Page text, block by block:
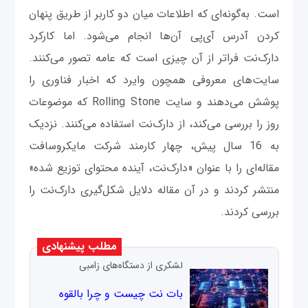
است. به‌گونه‌ای که اطلاعات میان دو کاربر از طریق پنهان
کردن آدرس آی‌پی آن‌ها انجام می‌شود. اما کارکرد
دارک‌نت فراتر از آن چیزی است که عامه تصور می‌کنند.
سایت‌های معروفی همچون وایرد که اخبار فناوری را
پوشش می‌دهند و سایت Rolling Stone که موضوعات
روز را بررسی می‌‌کند، از دارک‌نت استفاده می‌کنند. نزدیک
به 16 سال پیش، چهار کارمند شرکت مایکروسافت
مقاله‌ای را با عنوان «دارک‌نت، آینده محتوای توزیع شده»
منتشر کردند و در آن مقاله دلایل شکل‌گیری دارک‌نت را
بررسی کردند.
مطلب پیشنهادی
لشکری از دستگاه‌های زامبی
بات نت چیست و چرا بالقوه